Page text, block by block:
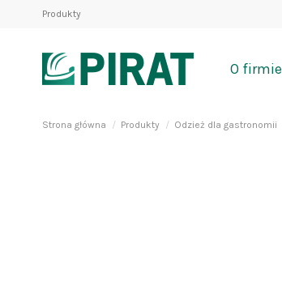
Produkty
O firmie
Strona główna Produkty Odzież dla gastronomii